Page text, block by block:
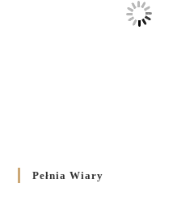
Pełnia Wiary